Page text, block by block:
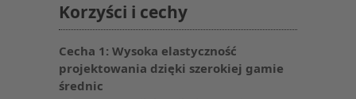
Korzyści i cechy
Cecha 1: Wysoka elastyczność
projektowania dzięki szerokiej gamie
średnic